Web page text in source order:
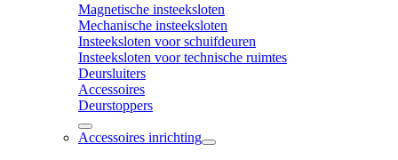
Magnetische insteeksloten
Mechanische insteeksloten
Insteeksloten voor schuifdeuren
Insteeksloten voor technische ruimtes
Deursluiters
Accessoires
Deurstoppers
Accessoires inrichting